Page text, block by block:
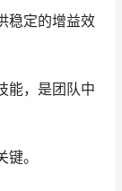
稳定的增益效
能，是团队中
。